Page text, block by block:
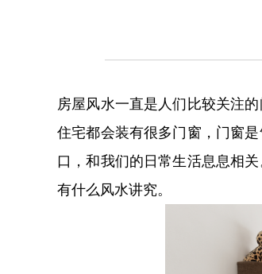
房屋风水一直是人们比较关注
住宅都会装有很多门窗，门窗
口，和我们的日常生活息息相
有什么风水讲究。